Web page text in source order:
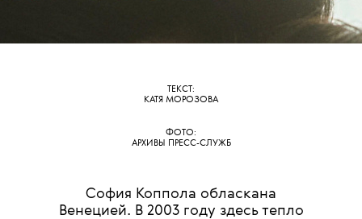
ТЕКСТ:
КАТЯ МОРОЗОВА
ФОТО:
АРХИВЫ ПРЕСС-СЛУЖБ
София Коппола обласкана
Венецией. В 2003 году здесь тепло